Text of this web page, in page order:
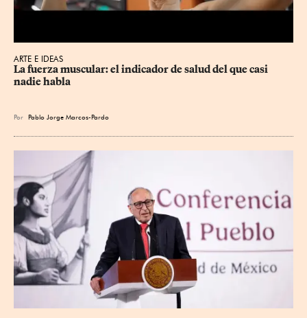
ARTE E IDEAS
La fuerza muscular: el indicador de salud del que casi
nadie habla
Por Pablo Jorge Marcos-Pardo